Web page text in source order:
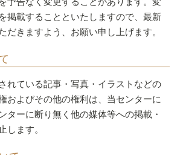
掲載することといたしますので、最新
だきますよう、お願い申し上げます。
れている記事・写真・イラストなどの
およびその他の権利は、当センターに
ターに断り無く他の媒体等への掲載・
します。